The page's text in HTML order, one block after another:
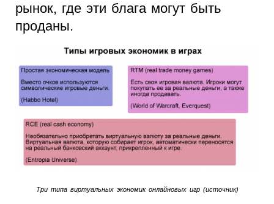
рынок, где эти блага могут быть
проданы.
Три типа виртуальных экономик онлайновых игр (источник)